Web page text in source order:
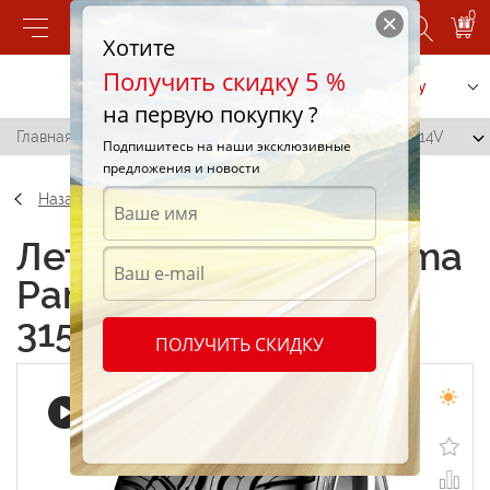
0
Позвонить Заказать услугу
Главная / Yokohama Parada Spec-X (PA2) 315/35 R24 114V
Назад
Летние шины Yokohama
Parada Spec-X (PA2)
315/35 R24 114V
Хотите
Получить скидку 5 %
на первую покупку ?
Подпишитесь на наши эксклюзивные
предложения и новости
ПОЛУЧИТЬ СКИДКУ